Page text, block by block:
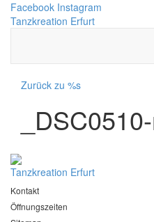
Facebook Instagram
Tanzkreation Erfurt
Zurück zu %s
Tanzkreation Erfurt
Kontakt
Öffnungszeiten